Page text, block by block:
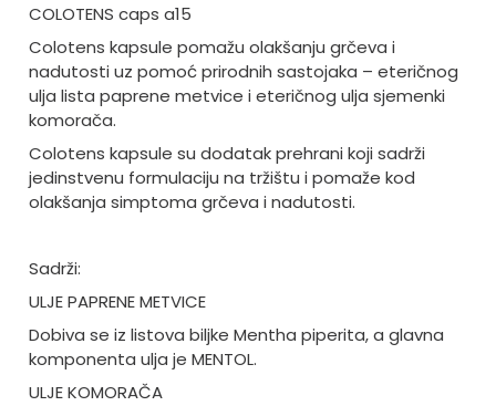
COLOTENS caps a15
Colotens kapsule pomažu olakšanju grčeva i
nadutosti uz pomoć prirodnih sastojaka – eteričnog
ulja lista paprene metvice i eteričnog ulja sjemenki
komorača.
Colotens kapsule su dodatak prehrani koji sadrži
jedinstvenu formulaciju na tržištu i pomaže kod
olakšanja simptoma grčeva i nadutosti.
Sadrži:
ULJE PAPRENE METVICE
Dobiva se iz listova biljke Mentha piperita, a glavna
komponenta ulja je MENTOL.
ULJE KOMORAČA